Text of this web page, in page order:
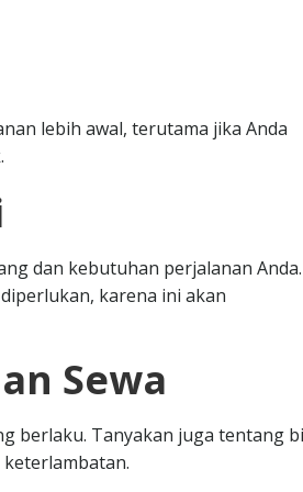
lebih awal, terutama jika Anda
dan kebutuhan perjalanan Anda.
karena ini akan
Sewa
berlaku. Tanyakan juga tentang